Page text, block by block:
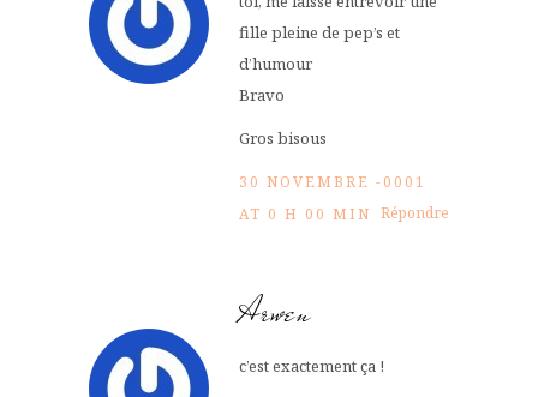
fille pleine de pep’s et
d’humour
Bravo
Gros bisous
30 NOVEMBRE -0001
AT 0 H 00 MIN Répondre
Arwen
c’est exactement ça !